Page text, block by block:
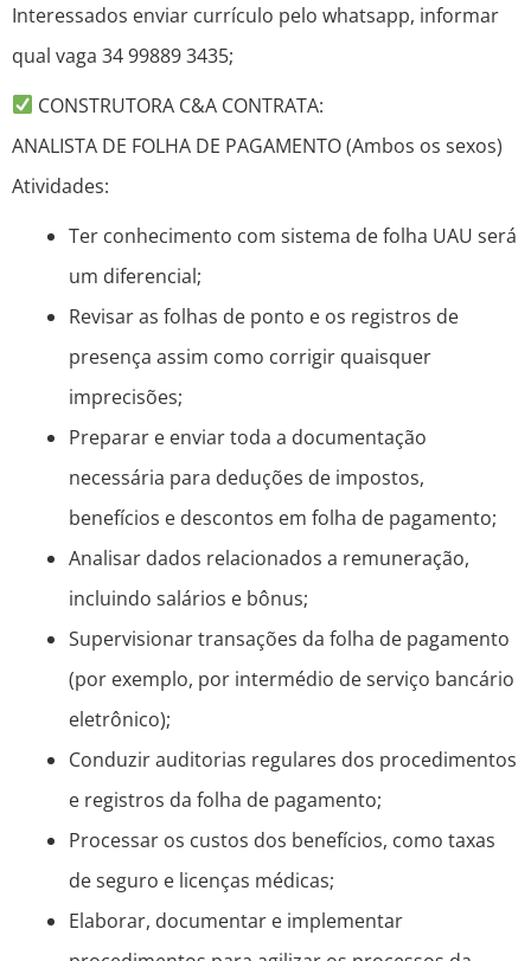
Interessados enviar currículo pelo whatsapp, informar
qual vaga 34 99889 3435;
CONSTRUTORA C&A CONTRATA:
ANALISTA DE FOLHA DE PAGAMENTO (Ambos os sexos)
Atividades:
Ter conhecimento com sistema de folha UAU será
um diferencial;
Revisar as folhas de ponto e os registros de
presença assim como corrigir quaisquer
imprecisões;
Preparar e enviar toda a documentação
necessária para deduções de impostos,
benefícios e descontos em folha de pagamento;
Analisar dados relacionados a remuneração,
incluindo salários e bônus;
Supervisionar transações da folha de pagamento
(por exemplo, por intermédio de serviço bancário
eletrônico);
Conduzir auditorias regulares dos procedimentos
e registros da folha de pagamento;
Processar os custos dos benefícios, como taxas
de seguro e licenças médicas;
Elaborar, documentar e implementar